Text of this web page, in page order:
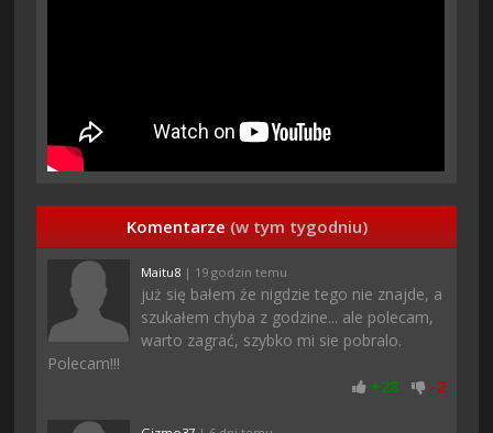
Komentarze (w tym tygodniu)
Maitu8 | 19 godzin temu
już się bałem że nigdzie tego nie znajde, a
szukałem chyba z godzine... ale polecam,
warto zagrać, szybko mi sie pobralo.
Polecam!!!
+28 -2